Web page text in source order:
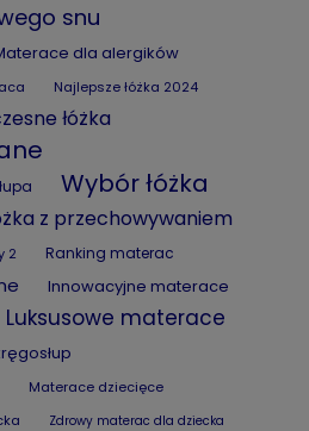
snu
dla alergików
Najlepsze łóżka 2024
łóżka
Wybór łóżka
z przechowywaniem
2 Ranking materac
Innowacyjne materace
Luksusowe materace
Materace dziecięce
Zdrowy materac dla dziecka